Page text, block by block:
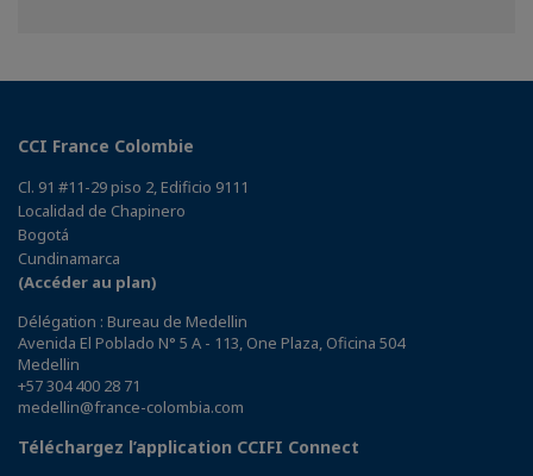
CCI France Colombie
Cl. 91 #11-29 piso 2, Edificio 9111
Localidad de Chapinero
Bogotá
Cundinamarca
(Accéder au plan)
Délégation : Bureau de Medellin
Avenida El Poblado N° 5 A - 113, One Plaza, Oficina 504
Medellin
+57 304 400 28 71
medellin@france-colombia.com
Téléchargez l’application CCIFI Connect